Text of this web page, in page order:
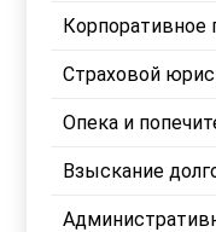
Корпоративное
Страховой
Опека и
Взыскание